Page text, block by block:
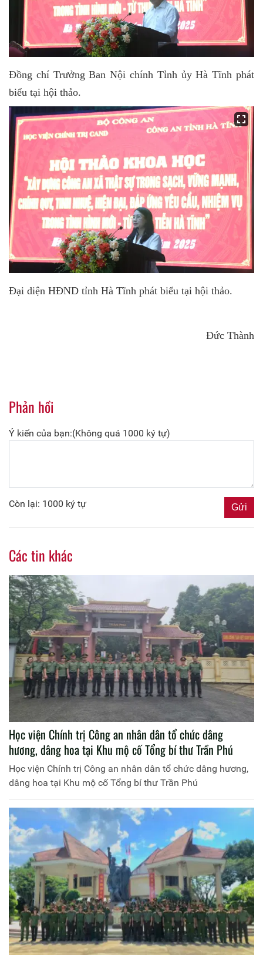
Đồng chí Trưởng Ban Nội chính Tỉnh ủy Hà Tĩnh phát
biểu tại hội thảo.
Đại diện HĐND tỉnh Hà Tĩnh phát biểu tại hội thảo.
Đức Thành
Phản hồi
Ý kiến của bạn:(Không quá 1000 ký tự)
Còn lại: 1000 ký tự
Các tin khác
Học viện Chính trị Công an nhân dân tổ chức dâng
hương, dâng hoa tại Khu mộ cố Tổng bí thư Trần Phú
Học viện Chính trị Công an nhân dân tổ chức dâng hương,
dâng hoa tại Khu mộ cố Tổng bí thư Trần Phú